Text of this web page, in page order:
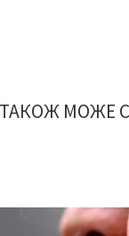
МОЖЕ